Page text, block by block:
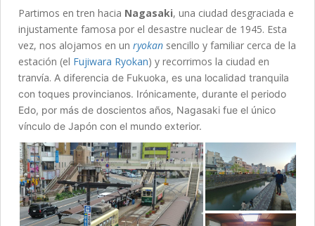
Partimos en tren hacia Nagasaki, una ciudad desgraciada e
injustamente famosa por el desastre nuclear de 1945. Esta
vez, nos alojamos en un ryokan sencillo y familiar cerca de la
estación (el Fujiwara Ryokan) y recorrimos la ciudad en
tranvía. A diferencia de Fukuoka, es una localidad tranquila
con toques provincianos. Irónicamente, durante el periodo
Edo, por más de doscientos años, Nagasaki fue el único
vínculo de Japón con el mundo exterior.